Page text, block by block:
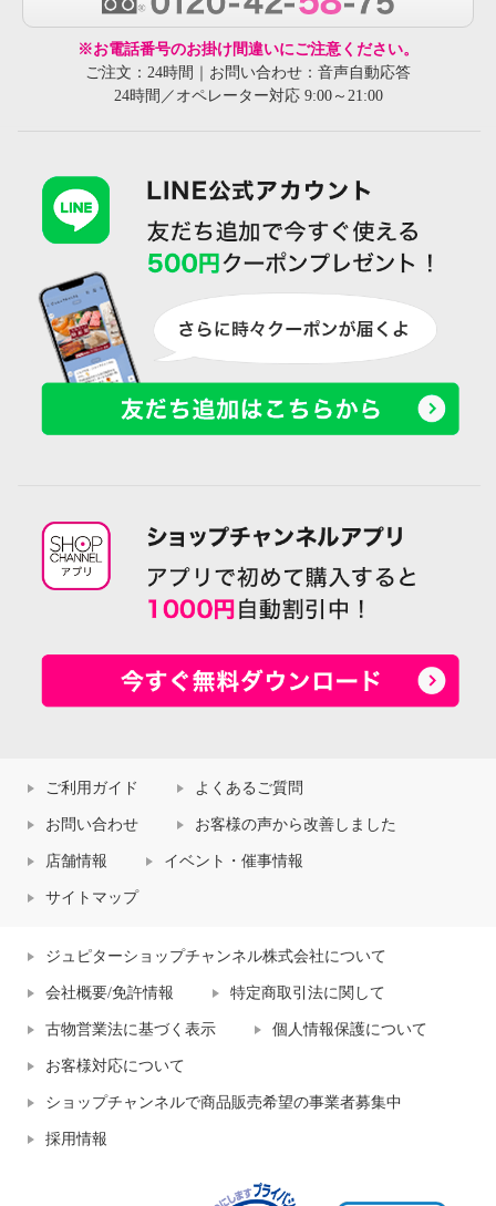
※お電話番号のお掛け間違いにご注意ください。
ご注文：24時間｜お問い合わせ：音声自動応答
24時間／オペレーター対応 9:00～21:00
ご利用ガイド よくあるご質問
お問い合わせ お客様の声から改善しました
店舗情報 イベント・催事情報
サイトマップ
ジュピターショップチャンネル株式会社について
会社概要/免許情報 特定商取引法に関して
古物営業法に基づく表示 個人情報保護について
お客様対応について
ショップチャンネルで商品販売希望の事業者募集中
採用情報